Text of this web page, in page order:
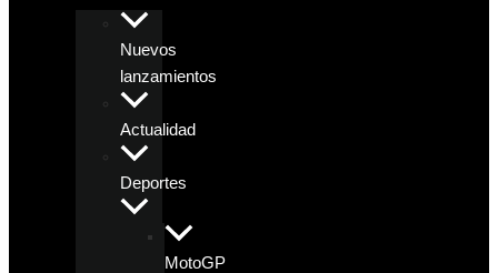
Nuevos
lanzamientos
Actualidad
Deportes
MotoGP